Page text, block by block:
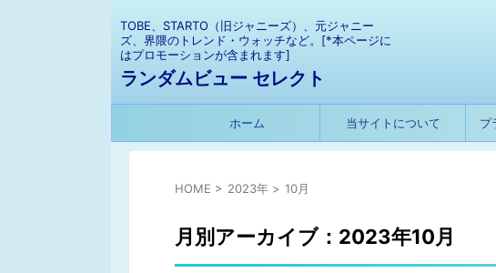
TOBE、STARTO（旧ジャニーズ）、元ジャニー
ズ、界隈のトレンド・ウォッチなど。[*本ページに
はプロモーションが含まれます]
ランダムビュー セレクト
ホーム 当サイトについて プ
HOME > 2023年 > 10月
月別アーカイブ：2023年10月